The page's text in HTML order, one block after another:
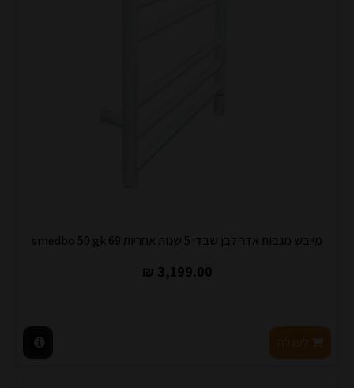
מייבש מגבות אדר לבן שבדי 5 שנות אחריות smedbo 50 gk 69
3,199.00 ₪
לעגלה